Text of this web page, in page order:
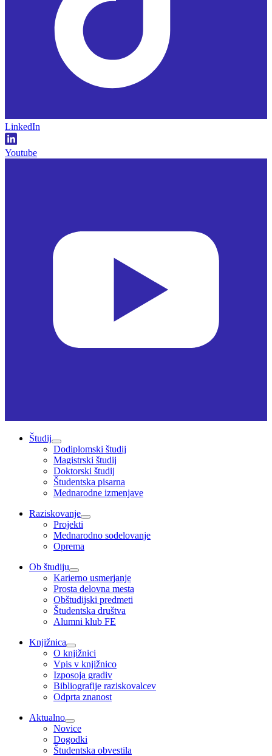
LinkedIn
Youtube
Študij
Dodiplomski študij
Magistrski študij
Doktorski študij
Študentska pisarna
Mednarodne izmenjave
Raziskovanje
Projekti
Mednarodno sodelovanje
Oprema
Ob študiju
Karierno usmerjanje
Prosta delovna mesta
Obštudijski predmeti
Študentska društva
Alumni klub FE
Knjižnica
O knjižnici
Vpis v knjižnico
Izposoja gradiv
Bibliografije raziskovalcev
Odprta znanost
Aktualno
Novice
Dogodki
Študentska obvestila